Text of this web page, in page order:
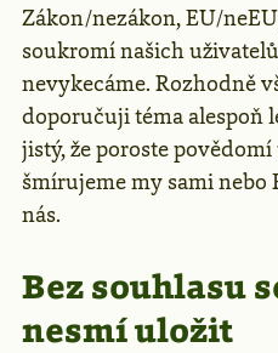
Zákon/nezákon, EU/
soukromí našich
nevykecáme. Rozhodně
doporučuji téma alespoň
jistý, že poroste
šmírujeme my sami nebo
nás.
Bez souhlasu
nesmí uložit